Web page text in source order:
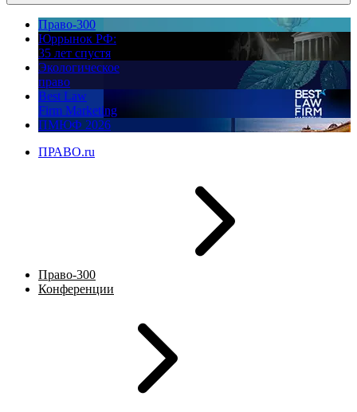
Право-300
Юррынок РФ:
35 лет спустя
Экологическое
право
Best Law
Firm Marketing
ПМЮФ 2026
ПРАВО.ru
Право-300
Конференции